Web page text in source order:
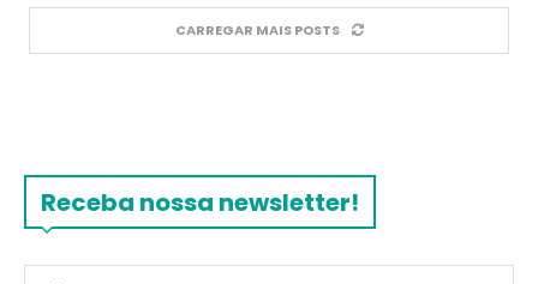
CARREGAR MAIS POSTS
Receba nossa newsletter!